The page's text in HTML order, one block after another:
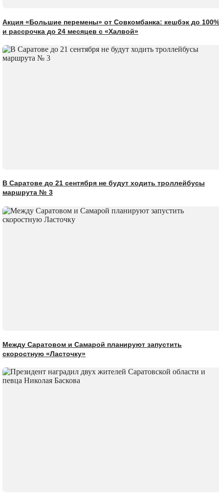
Акция «Большие перемены» от Совкомбанка: кешбэк до 100%
и рассрочка до 24 месяцев с «Халвой»
В Саратове до 21 сентября не будут ходить троллейбусы
маршрута № 3
Между Саратовом и Самарой планируют запустить
скоростную «Ласточку»